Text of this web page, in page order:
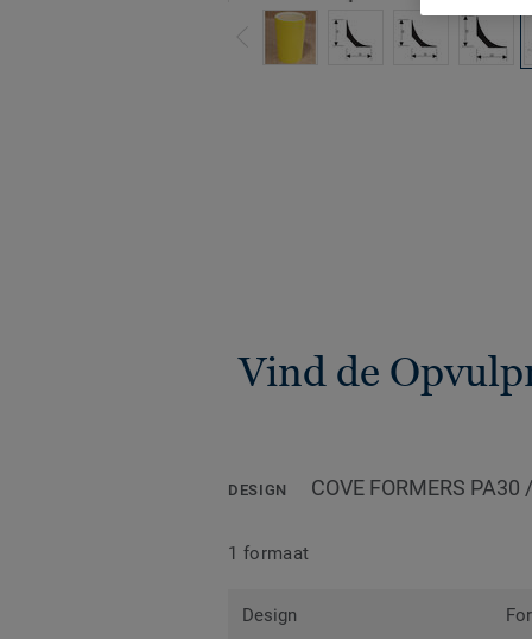
Vind de
DESIGN COVE FORMERS PA30
1 formaat
Design